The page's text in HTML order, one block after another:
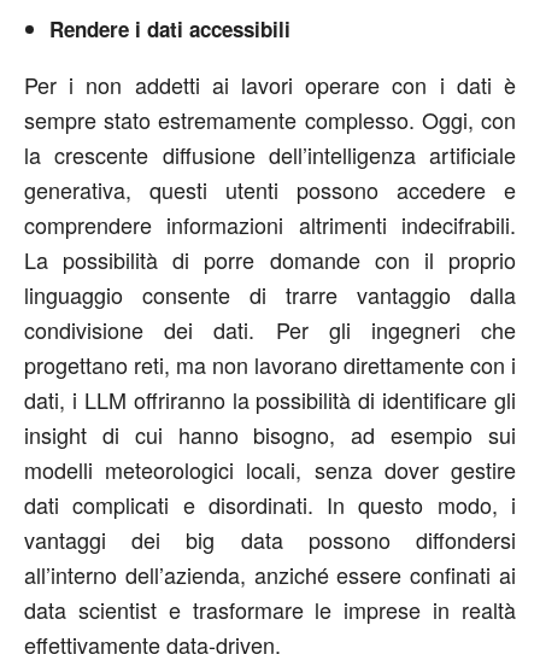
Rendere i dati accessibili
Per i non addetti ai lavori operare con i dati è
sempre stato estremamente complesso. Oggi, con
la crescente diffusione dell’intelligenza artificiale
generativa, questi utenti possono accedere e
comprendere informazioni altrimenti indecifrabili.
La possibilità di porre domande con il proprio
linguaggio consente di trarre vantaggio dalla
condivisione dei dati. Per gli ingegneri che
progettano reti, ma non lavorano direttamente con i
dati, i LLM offriranno la possibilità di identificare gli
insight di cui hanno bisogno, ad esempio sui
modelli meteorologici locali, senza dover gestire
dati complicati e disordinati. In questo modo, i
vantaggi dei big data possono diffondersi
all’interno dell’azienda, anziché essere confinati ai
data scientist e trasformare le imprese in realtà
effettivamente data-driven.